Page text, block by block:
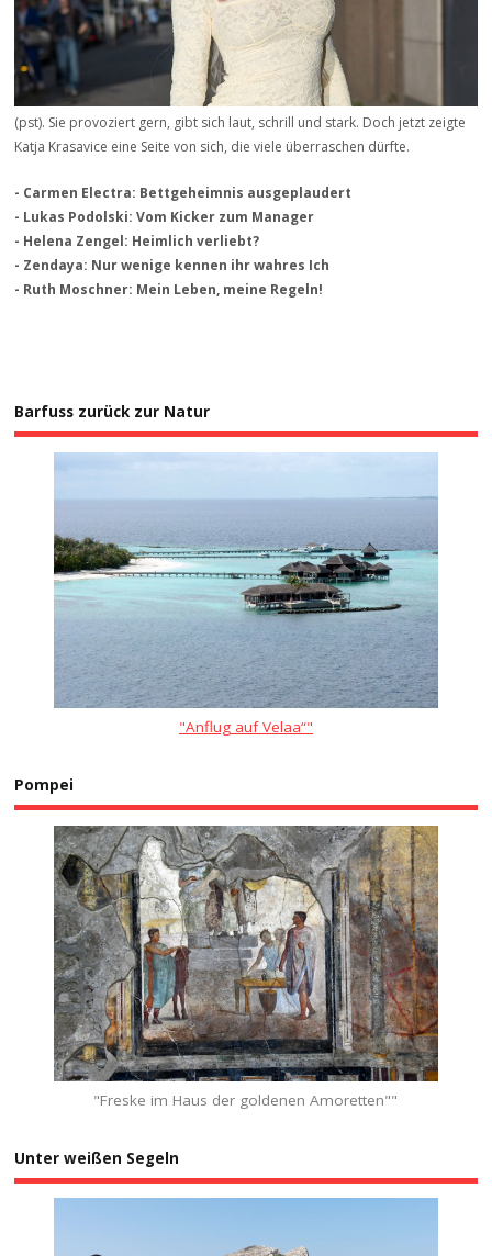
(pst). Sie provoziert gern, gibt sich laut, schrill und stark. Doch jetzt zeigte
Katja Krasavice eine Seite von sich, die viele überraschen dürfte.
- Carmen Electra: Bettgeheimnis ausgeplaudert
- Lukas Podolski: Vom Kicker zum Manager
- Helena Zengel: Heimlich verliebt?
- Zendaya: Nur wenige kennen ihr wahres Ich
- Ruth Moschner: Mein Leben, meine Regeln!
Barfuss zurück zur Natur
"Anflug auf Velaa“"
Pompei
"Freske im Haus der goldenen Amoretten""
Unter weißen Segeln